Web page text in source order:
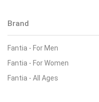
Brand
Fantia - For Men
Fantia - For Women
Fantia - All Ages